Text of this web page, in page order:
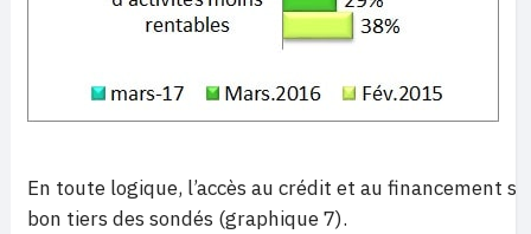
En toute logique, l’accès au crédit et au financement
bon tiers des sondés (graphique 7).